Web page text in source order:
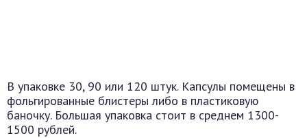
В упаковке 30, 90 или 120 штук. Капсулы помещены в
фольгированные блистеры либо в пластиковую
баночку. Большая упаковка стоит в среднем 1300-
1500 рублей.